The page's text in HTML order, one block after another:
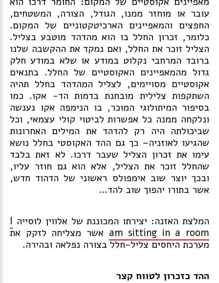
עובר או מוחזר ממנו, הגודל, הצורה, המשטחים,
החפצים והמאפיינים הארכיטקטוניים של המקום.
כלומר, זכרון החלל בו הוא מהדהד מוטבע בצליל.
הצליל זוכר את החלל, ואם נמקד את ההקשבה שלנו
ברובד המרחבי נקלוט במודע או שלא במודע חלק
גדול מהמאפיינים האקוסטיים של החלל. בתנאים
אקוסטיים מסויימים, לצליל המהדהד בחלל תהיה
השתקפות צלילית מובחנת בדמות הד- אקו. כמו
בסיפור המיתולוגי המוכר, בו הנימפה אקו נענשה
ונלקחה ממנה כל אפשרות לביטוי קולי עצמאי, וכל
שביכולתה היה רק להדהד את המילים האחרונות
שהגיעו לאוזניה– כך גם ההד האקוסטי בחלל נושא
עימו את זכרון הצליל שעבר דרכו. לא זאת בלבד
שהחלל זוכר את הצליל, אלא הוא גם חוזר עליו,
ובכך יוצר שוב אימפולס ראשוני של הדהוד חדש,
אשר בתורו יהפוך שוב להד…
המלצת האזנה: יצירתו המכוננת של אלווין לוסייה I
am sitting in a room אשר מצליחה לזקק את
מערכת היחסים צליל-חלל בצורה נפלאה ובהירה.
ההד כזכרון לטווח קצר